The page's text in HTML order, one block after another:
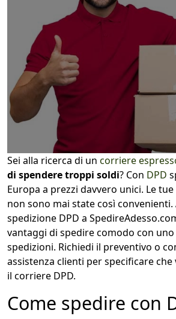
COLLO 1
calcola
Sei alla ricerca di un corriere
di spendere troppi soldi? Con DPD
Europa a prezzi davvero unici. Le
non sono mai state così convenienti.
spedizione DPD a
vantaggi di spedire comodo con
spedizioni. Richiedi il preventivo o
assistenza clienti per specificare
il corriere DPD.
Come spedire con